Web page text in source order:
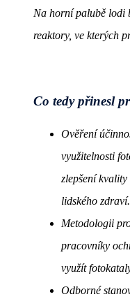
Na horní palubě lodi
reaktory, ve kterých
Co tedy přinesl
Ověření
využitelnosti
zlepšení
lidského zdraví.
Metodologii
pracovníky
využít
Odborné